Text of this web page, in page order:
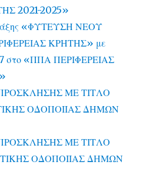
2021-2025»
«ΦΥΤΕΥΣΗ ΝΕΟΥ
ΚΡΗΤΗΣ» με
στο «ΠΠΑ ΠΕΡΙΦΕΡΕΙΑΣ
ΜΕ ΤΙΤΛΟ
ΟΔΟΠΟΙΙΑΣ ΔΗΜΩΝ
ΜΕ ΤΙΤΛΟ
ΟΔΟΠΟΙΙΑΣ ΔΗΜΩΝ